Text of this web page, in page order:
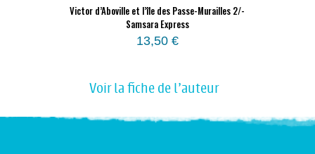
Victor d’Aboville et l’île des Passe-Murailles 2/-
Samsara Express
13,50 €
Voir la fiche de l'auteur